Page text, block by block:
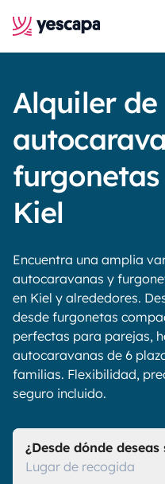
Alquiler de
Kiel
Encuentra una amplia
autocaravanas y
en Kiel y alrededores.
desde furgonetas
perfectas para parejas,
autocaravanas de 6
familias. Flexibilidad,
seguro incluido.
¿Desde dónde deseas
Lugar de recogida